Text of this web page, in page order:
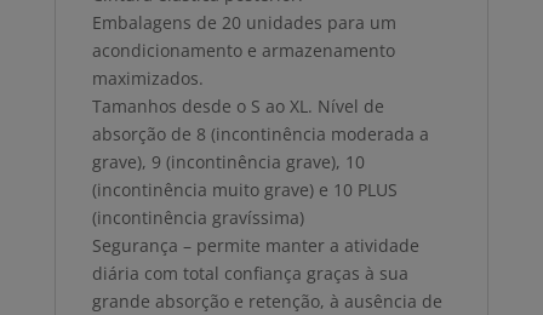
Embalagens de 20 unidades para um
acondicionamento e armazenamento
maximizados.
Tamanhos desde o S ao XL. Nível de
absorção de 8 (incontinência moderada a
grave), 9 (incontinência grave), 10
(incontinência muito grave) e 10 PLUS
(incontinência gravíssima)
Segurança – permite manter a atividade
diária com total confiança graças à sua
grande absorção e retenção, à ausência de